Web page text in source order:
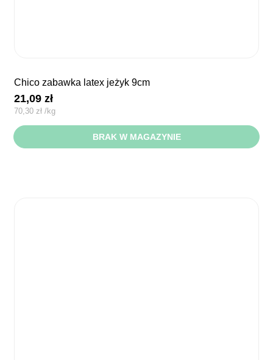
chico zabawka latex jeżyk 9cm
21,09zł
70,30 zł /kg
BRAK W MAGAZYNIE